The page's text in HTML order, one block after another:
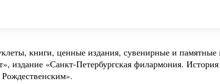
книги, ценные издания, сувенирные и
издание «Санкт-Петербургская филармония.